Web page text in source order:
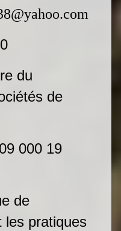
du
de
000 19
de
les pratiques